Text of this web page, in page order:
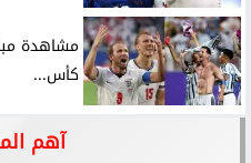
مشاهدة
كأس...
آهم